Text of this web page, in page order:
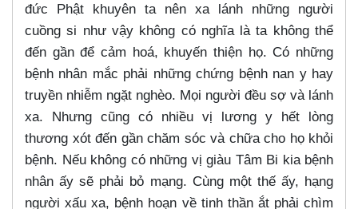
đức Phật khuyên ta nên xa lánh những người
cuồng si như vậy không có nghĩa là ta không thể
đến gần để cảm hoá, khuyến thiện họ. Có những
bệnh nhân mắc phải những chứng bệnh nan y hay
truyền nhiễm ngặt nghèo. Mọi người đều sợ và lánh
xa. Nhưng cũng có nhiều vị lương y hết lòng
thương xót đến gần chăm sóc và chữa cho họ khỏi
bệnh. Nếu không có những vị giàu Tâm Bi kia bệnh
nhân ấy sẽ phải bỏ mạng. Cùng một thế ấy, hạng
người xấu xa, bệnh hoạn về tinh thần ắt phải chìm